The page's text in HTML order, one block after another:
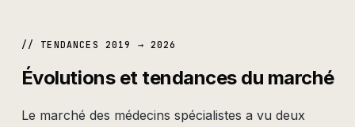
// TENDANCES 2019 → 2026
Évolutions et tendances du marché
Le marché des médecins spécialistes a vu deux